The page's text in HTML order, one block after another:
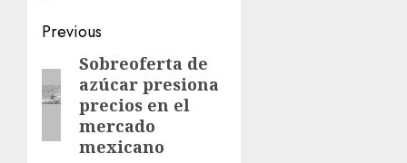
Previous
Sobreoferta de
azúcar presiona
precios en el
mercado
mexicano